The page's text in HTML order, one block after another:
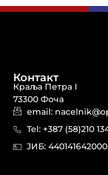
Контакт
Краља Петра I
73300 Фоча
email:
Tel: +387 (58)210
JИБ: